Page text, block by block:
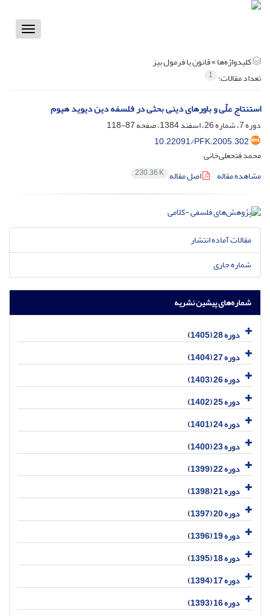
Toggle
کلیدواژه‌ها =قانون یا فرمول بیز
تعداد مقالات: 1
استنتاج علّى و باورهای دینى بحثى در فلسفه دین دیوید هیوم
دوره 7، شماره 26، اسفند 1384، صفحه
87-118
10.22091/PFK.2005.302
محمد فتحعلى‌خانى
مشاهده مقاله
اصل مقاله 230.36 K
مقالات آماده انتشار
شماره جاری
شماره‌های پیشین نشریه
دوره 28 (1405)
دوره 27 (1404)
دوره 26 (1403)
دوره 25 (1402)
دوره 24 (1401)
دوره 23 (1400)
دوره 22 (1399)
دوره 21 (1398)
دوره 20 (1397)
دوره 19 (1396)
دوره 18 (1395)
دوره 17 (1394)
دوره 16 (1393)